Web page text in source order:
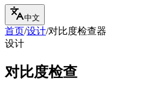
中文
首页/设计/对比度检查器
设计
对比度检查